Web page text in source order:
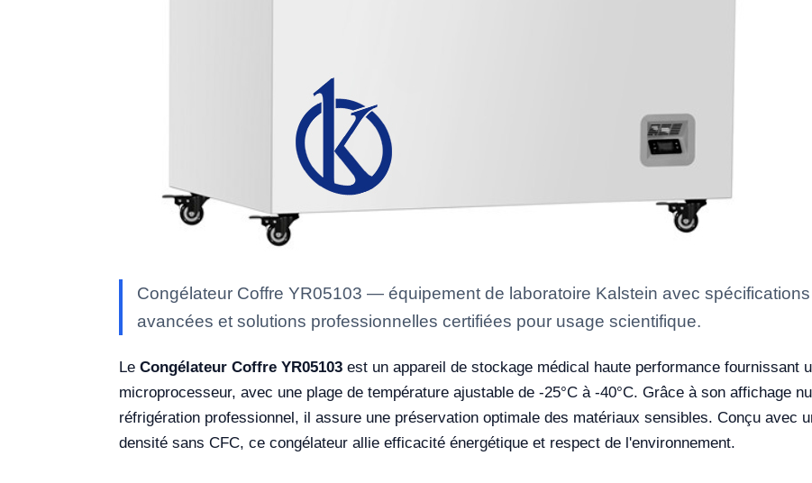
Congélateur Coffre YR05103 — équipement de laboratoire Kalstein avec
avancées et solutions professionnelles certifiées pour usage scientifique.
Le Congélateur Coffre YR05103 est un appareil de stockage médical haute performance fournissant
microprocesseur, avec une plage de température ajustable de -25°C à -40°C. Grâce à son affichage
réfrigération professionnel, il assure une préservation optimale des matériaux sensibles. Conçu avec
densité sans CFC, ce congélateur allie efficacité énergétique et respect de l'environnement.